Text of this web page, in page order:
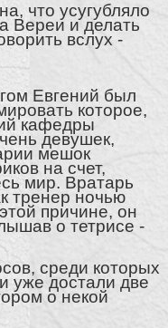
что усугубляло
Вереи и делать
вслух -
Евгений был
которое,
кафедры
девушек,
мешок
на счет,
мир. Вратарь
тренер ночью
причине, он
о тетрисе -
среди которых
уже достали две
о некой